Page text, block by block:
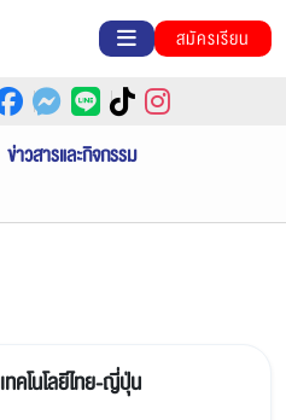
สมัครเรียน
ข่าวสารและกิจกรรม
ทคโนโลยีไทย-ญี่ปุ่น